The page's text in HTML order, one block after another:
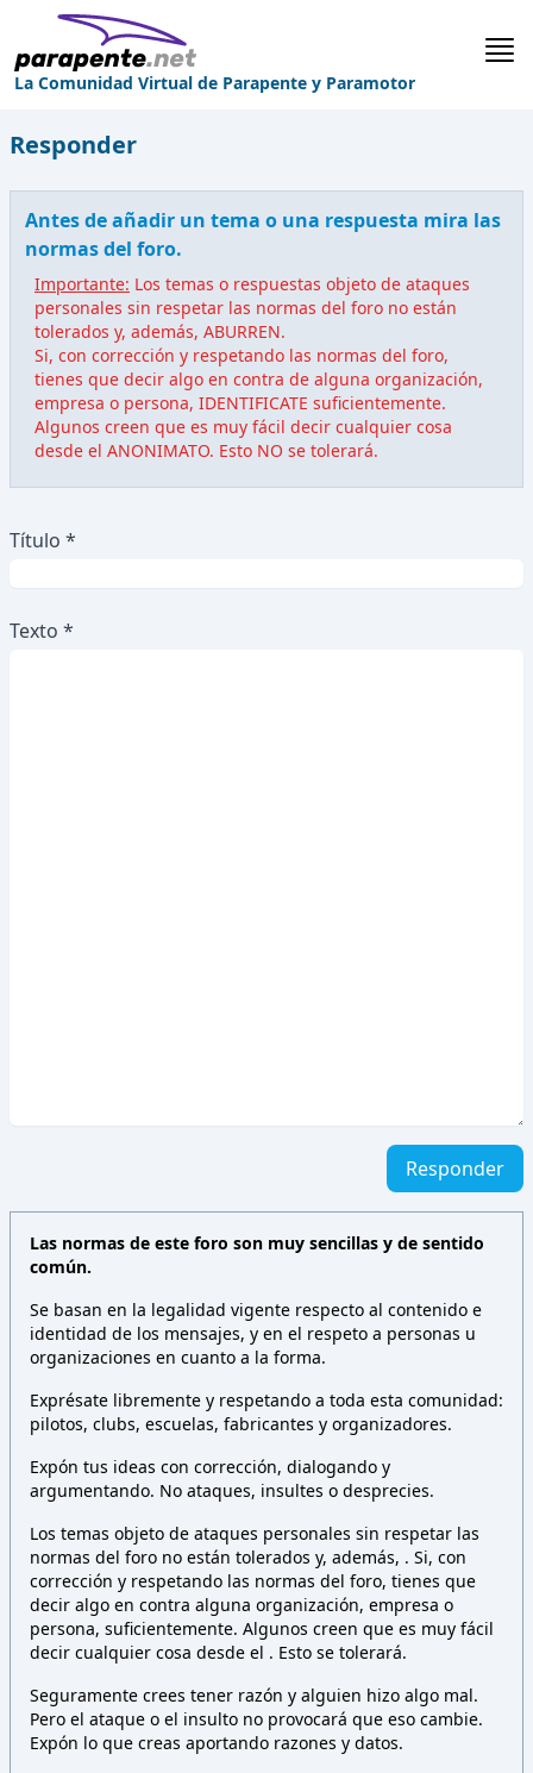
La Comunidad Virtual de Parapente y Paramotor
Responder
Antes de añadir un tema o una respuesta mira las
normas del foro.
Importante: Los temas o respuestas objeto de ataques
personales sin respetar las normas del foro no están
tolerados y, además, ABURREN.
Si, con corrección y respetando las normas del foro,
tienes que decir algo en contra de alguna organización,
empresa o persona, IDENTIFICATE suficientemente.
Algunos creen que es muy fácil decir cualquier cosa
desde el ANONIMATO. Esto NO se tolerará.
Título *
Texto *
Responder
Las normas de este foro son muy sencillas y de sentido
común.
Se basan en la legalidad vigente respecto al contenido e
identidad de los mensajes, y en el respeto a personas u
organizaciones en cuanto a la forma.
Exprésate libremente y respetando a toda esta comunidad:
pilotos, clubs, escuelas, fabricantes y organizadores.
Expón tus ideas con corrección, dialogando y
argumentando. No ataques, insultes o desprecies.
Los temas objeto de ataques personales sin respetar las
normas del foro no están tolerados y, además, . Si, con
corrección y respetando las normas del foro, tienes que
decir algo en contra alguna organización, empresa o
persona, suficientemente. Algunos creen que es muy fácil
decir cualquier cosa desde el . Esto se tolerará.
Seguramente crees tener razón y alguien hizo algo mal.
Pero el ataque o el insulto no provocará que eso cambie.
Expón lo que creas aportando razones y datos.